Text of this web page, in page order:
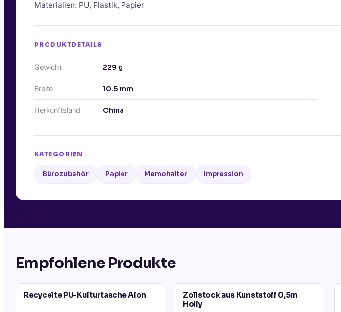
Materialien: PU, Plastik, Papier
PRODUKTDETAILS
Gewicht 229 g
Breite 10.5 mm
Herkunftsland China
KATEGORIEN
Bürozubehör Papier Memohalter Impression
Empfohlene Produkte
Recycelte PU-Kulturtasche Alon
Zollstock aus Kunststoff 0,5m
Holly